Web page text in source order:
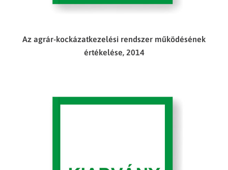
Az agrár-kockázatkezelési rendszer működésének
értékelése, 2014